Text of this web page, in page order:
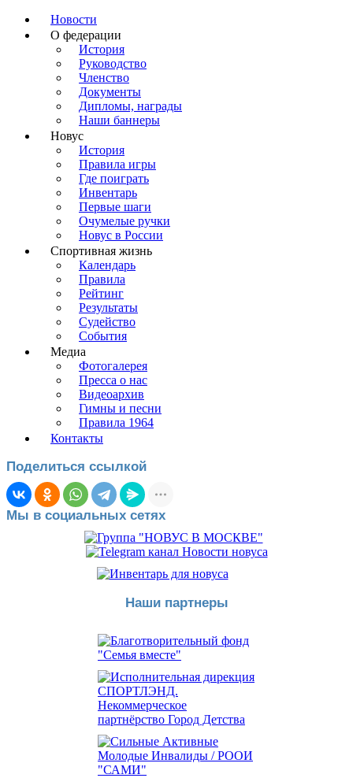
Новости
О федерации
История
Руководство
Членство
Документы
Дипломы, награды
Наши баннеры
Новус
История
Правила игры
Где поиграть
Инвентарь
Первые шаги
Очумелые ручки
Новус в России
Спортивная жизнь
Календарь
Правила
Рейтинг
Результаты
Судейство
События
Медиа
Фотогалерея
Пресса о нас
Видеоархив
Гимны и песни
Правила 1964
Контакты
Поделиться ссылкой
Мы в социальных сетях
Наши партнеры